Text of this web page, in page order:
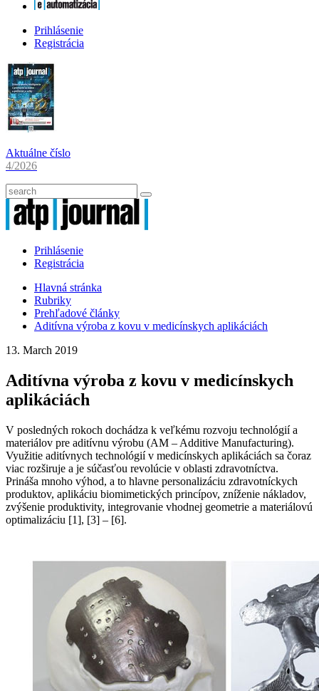
Prihlásenie
Registrácia
Aktuálne číslo
4/2026
Prihlásenie
Registrácia
Hlavná stránka
Rubriky
Prehľadové články
Aditívna výroba z kovu v medicínskych aplikáciách
13. March 2019
Aditívna výroba z kovu v medicínskych
aplikáciách
V posledných rokoch dochádza k veľkému rozvoju technológií a
materiálov pre aditívnu výrobu (AM – Additive Manufacturing).
Využitie aditívnych technológií v medicínskych aplikáciách sa čoraz
viac rozširuje a je súčasťou revolúcie v oblasti zdravotníctva.
Prináša mnoho výhod, a to hlavne personalizáciu zdravotníckych
produktov, aplikáciu biomimetických princípov, zníženie nákladov,
zvýšenie produktivity, integrovanie vhodnej geometrie a materiálovú
optimalizáciu [1], [3] – [6].